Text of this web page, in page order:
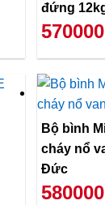
đứng
Bộ bình
cháy nổ
Đức